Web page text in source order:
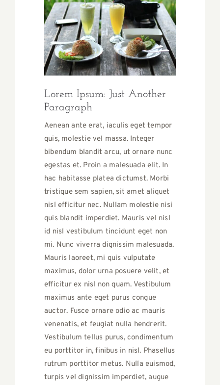
Lorem Ipsum: Just Another
Paragraph
Aenean ante erat, iaculis eget tempor
quis, molestie vel massa. Integer
bibendum blandit arcu, ut ornare nunc
egestas et. Proin a malesuada elit. In
hac habitasse platea dictumst. Morbi
tristique sem sapien, sit amet aliquet
nisl efficitur nec. Nullam molestie nisi
quis blandit imperdiet. Mauris vel nisl
id nisl vestibulum tincidunt eget non
mi. Nunc viverra dignissim malesuada.
Mauris laoreet, mi quis vulputate
maximus, dolor urna posuere velit, et
efficitur ex nisl non quam. Vestibulum
maximus ante eget purus congue
auctor. Fusce ornare odio ac mauris
venenatis, et feugiat nulla hendrerit.
Vestibulum tellus purus, condimentum
eu porttitor in, finibus in nisl. Phasellus
rutrum porttitor metus. Nulla euismod,
turpis vel dignissim imperdiet, augue